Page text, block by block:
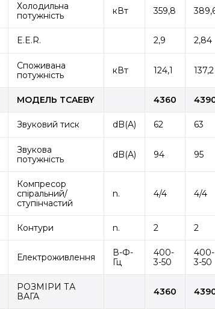
Холодильна
потужність
кВт 359,8
E.E.R. 2,9 2,84
Споживана
потужність
кВт 124,1 137,2
МОДЕЛЬ TCAEBY 4360
Звуковий тиск dB(A) 62 63
Звукова
потужність
dB(A) 94 95
Компресор
спіральний/
ступінчастий
n. 4/4 4/4
Контури n. 2 2
Електроживлення
В-Ф-
Гц
400-
3-50
400-
3-50
РОЗМІРИ ТА
ВАГА
4360